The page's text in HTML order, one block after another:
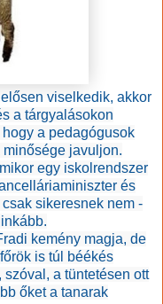
viselkedik, akkor
a tárgyalásokon
a pedagógusok
javuljon.
egy iskolrendszer
és
sikeresnek nem -
kemény magja, de
is túl béékés
a tüntetésen ott
őket a tanarak